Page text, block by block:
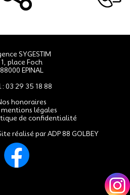
SYGESTIM
1, place Foch
88000 EPINAL
: 03 29 35 18 88
honoraires
mentions légales
de confidentialité
réalisé parADP 88 GOLBEY